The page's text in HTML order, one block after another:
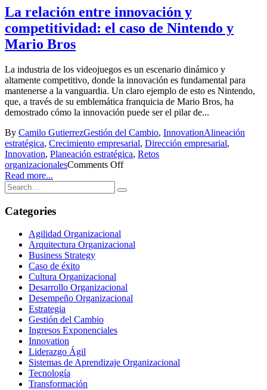
La relación entre innovación y
competitividad: el caso de Nintendo y
Mario Bros
La industria de los videojuegos es un escenario dinámico y
altamente competitivo, donde la innovación es fundamental para
mantenerse a la vanguardia. Un claro ejemplo de esto es Nintendo,
que, a través de su emblemática franquicia de Mario Bros, ha
demostrado cómo la innovación puede ser el pilar de...
By Camilo GutierrezGestión del Cambio, InnovationAlineación
estratégica, Crecimiento empresarial, Dirección empresarial,
Innovation, Planeación estratégica, Retos
organizacionalesComments Off
Read more...
Categories
Agilidad Organizacional
Arquitectura Organizacional
Business Strategy
Caso de éxito
Cultura Organizacional
Desarrollo Organizacional
Desempeño Organizacional
Estrategia
Gestión del Cambio
Ingresos Exponenciales
Innovation
Liderazgo Ágil
Sistemas de Aprendizaje Organizacional
Tecnología
Transformación